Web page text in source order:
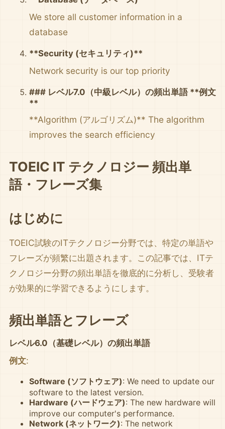
We store all customer information in a
database
**Security (セキュリティ)**
Network security is our top priority
### レベル7.0（中級レベル）の頻出単語 **例文
**
**Algorithm (アルゴリズム)** The algorithm
improves the search efficiency
TOEIC IT テクノロジー 頻出単
語・フレーズ集
はじめに
TOEIC試験のITテクノロジー分野では、特定の単語や
フレーズが頻繁に出題されます。この記事では、ITテ
クノロジー分野の頻出単語を徹底的に分析し、受験者
が効果的に学習できるようにします。
頻出単語とフレーズ
レベル6.0（基礎レベル）の頻出単語
例文:
Software (ソフトウェア): We need to update our
software to the latest version.
Hardware (ハードウェア): The new hardware will
improve our computer's performance.
Network (ネットワーク): The network